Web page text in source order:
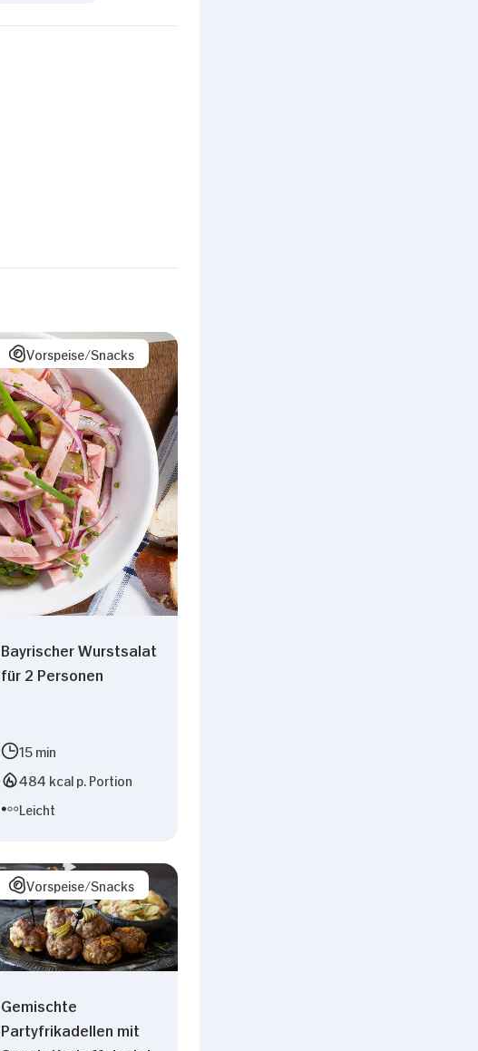
Vorspeise/Snacks
Bayrischer Wurstsalat
für 2 Personen
15 min
484 kcal p. Portion
Leicht
Vorspeise/Snacks
Gemischte
Partyfrikadellen mit